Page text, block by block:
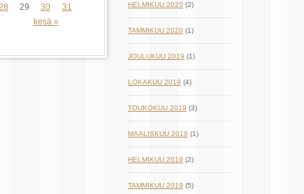
kesä »
29 30 31 HELMIKUU 2020 (2)
TAMMIKUU 2020 (1)
JOULUKUU 2019 (1)
LOKAKUU 2019 (4)
TOUKOKUU 2019 (3)
MAALISKUU 2019 (1)
HELMIKUU 2019 (2)
TAMMIKUU 2019 (5)